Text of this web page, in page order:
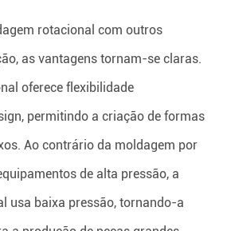
rotacional com outros
as vantagens tornam-se claras.
oferece flexibilidade
permitindo a criação de formas
Ao contrário da moldagem por
de alta pressão, a
usa baixa pressão, tornando-a